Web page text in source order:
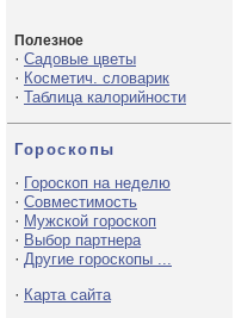
Полезное
· Садовые цветы
· Косметич. словарик
· Таблица калорийности
Гороскопы
· Гороскоп на неделю
· Совместимость
· Мужской гороскоп
· Выбор партнера
· Другие гороскопы ...
· Карта сайта